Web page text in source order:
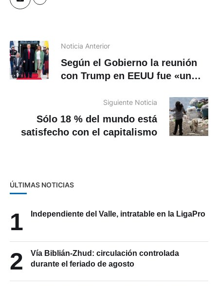
Noticia Anterior
Según el Gobierno la reunión
con Trump en EEUU fue «un
Siguiente Noticia
Sólo 18 % del mundo está
satisfecho con el capitalismo
ÚLTIMAS NOTICIAS
1 Independiente del Valle, intratable en la LigaPro
2
Vía Biblián-Zhud: circulación controlada
durante el feriado de agosto